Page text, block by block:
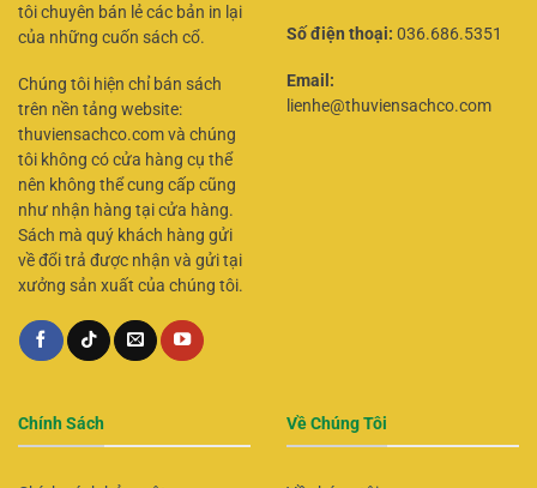
tôi chuyên bán lẻ các bản in lại
của những cuốn sách cổ.
Chúng tôi hiện chỉ bán sách
trên nền tảng website:
thuviensachco.com và chúng
tôi không có cửa hàng cụ thể
nên không thể cung cấp cũng
như nhận hàng tại cửa hàng.
Sách mà quý khách hàng gửi
về đổi trả được nhận và gửi tại
xưởng sản xuất của chúng tôi.
Số điện thoại: 036.686.5351
Email:
lienhe@thuviensachco.com
Chính Sách Về Chúng Tôi